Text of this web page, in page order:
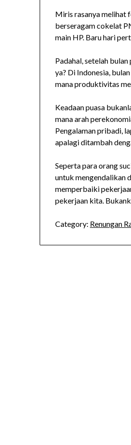
Miris rasanya melihat
berseragam cokelat
main HP. Baru hari
Padahal, setelah
ya? Di Indonesia,
mana produktivitas
Keadaan puasa
mana arah
Pengalaman pribadi,
apalagi ditambah
Seperta para orang
untuk mengendalikan
memperbaiki
pekerjaan kita.
Category: Renungan